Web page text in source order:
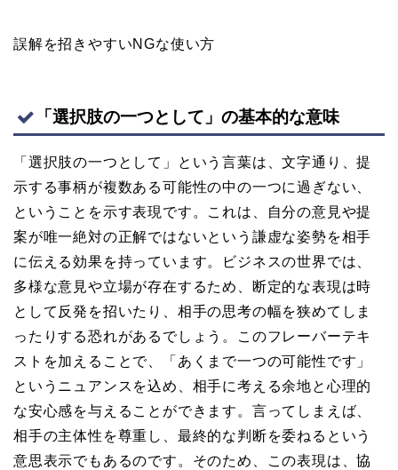
誤解を招きやすいNGな使い方
「選択肢の一つとして」の基本的な意味
「選択肢の一つとして」という言葉は、文字通り、提
示する事柄が複数ある可能性の中の一つに過ぎない、
ということを示す表現です。これは、自分の意見や提
案が唯一絶対の正解ではないという謙虚な姿勢を相手
に伝える効果を持っています。ビジネスの世界では、
多様な意見や立場が存在するため、断定的な表現は時
として反発を招いたり、相手の思考の幅を狭めてしま
ったりする恐れがあるでしょう。このフレーバーテキ
ストを加えることで、「あくまで一つの可能性です」
というニュアンスを込め、相手に考える余地と心理的
な安心感を与えることができます。言ってしまえば、
相手の主体性を尊重し、最終的な判断を委ねるという
意思表示でもあるのです。そのため、この表現は、協